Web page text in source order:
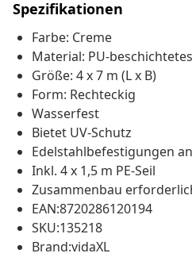
Spezifikationen
Farbe: Creme
Material: PU-
Größe: 4 x 7 m (L x B)
Form: Rechteckig
Wasserfest
Bietet UV-Schutz
Edelstahlbefestigungen
Inkl. 4 x 1,5 m PE-Seil
Zusammenbau
EAN:8720286120194
SKU:135218
Brand:vidaXL